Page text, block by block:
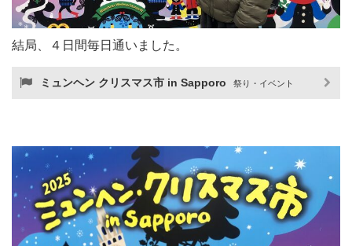
結局、４日間毎日通いました。
ミュンヘン クリスマス市 in Sapporo 祭り・イベント